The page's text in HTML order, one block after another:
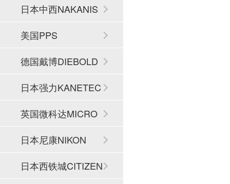
日本中西NAKANIS
HI
美国PPS
德国戴博DIEBOLD
日本强力KANETEC
英国微科达MICRO
SET
日本尼康NIKON
日本西铁城CITIZEN